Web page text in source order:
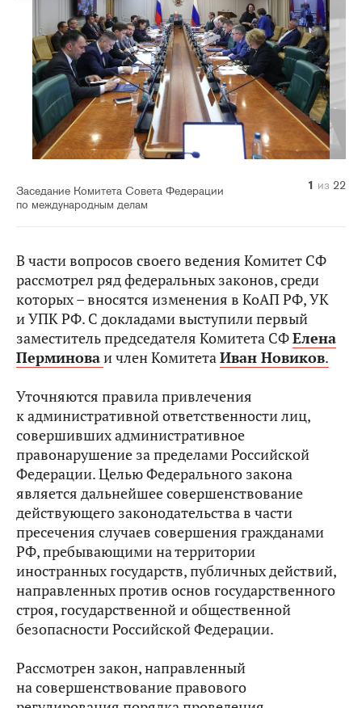
Заседание Комитета Совета Федерации
по международным делам
1 из 22
2 из 22
3 из 22
4 из 22
5 из 22
6 из 22
7 из 22
8 из 22
9 из 22
10 из 22
11 из 22
12 из 22
13 из 22
14 из 22
15 из 22
16 из 22
17 из 22
18 из 22
19 из 22
20 из 22
21 из 22
22 из 22
В части вопросов своего ведения Комитет СФ
рассмотрел ряд федеральных законов, среди
которых – вносятся изменения в КоАП РФ, УК
и УПК РФ. С докладами выступили первый
заместитель председателя Комитета СФЕлена
Перминоваи член КомитетаИван Новиков.
Уточняются правила привлечения
к административной ответственности лиц,
совершивших административное
правонарушение за пределами Российской
Федерации. Целью Федерального закона
является дальнейшее совершенствование
действующего законодательства в части
пресечения случаев совершения гражданами
РФ, пребывающими на территории
иностранных государств, публичных действий,
направленных против основ государственного
строя, государственной и общественной
безопасности Российской Федерации.
Рассмотрен закон, направленный
на совершенствование правового